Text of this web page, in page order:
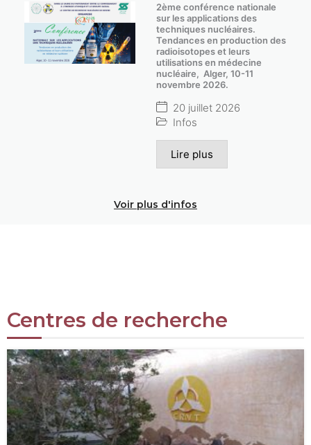
2ème conférence nationale
sur les applications des
techniques nucléaires.
Tendances en production des
radioisotopes et leurs
utilisations en médecine
nucléaire, Alger, 10-11
novembre 2026.
20 juillet 2026
Infos
Lire plus
Voir plus d'infos
Centres de recherche